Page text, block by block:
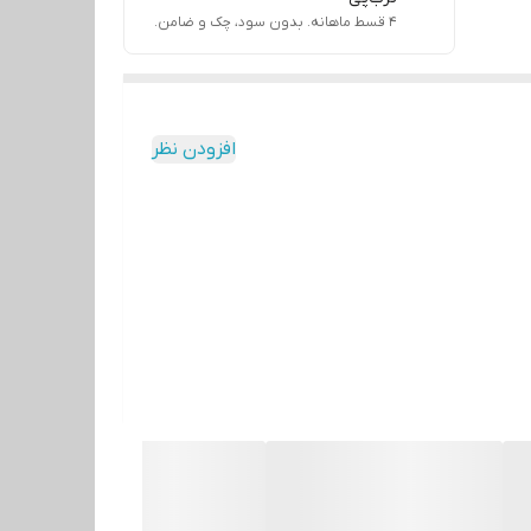
۴ قسط ماهانه. بدون سود، چک و ضامن.
افزودن نظر